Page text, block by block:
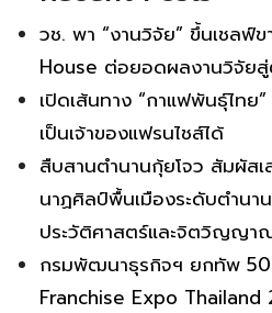
วช. พา “งานวิจัย” ขึ้นเชลฟ์
House ต่อยอดผลงานวิจัย
เปิดเส้นทาง “กาแฟพันธุ์ไทย
เป็นเจ้าของแฟรนไชส์ได้
สืบสานตำนานกุ้ยโจว สัมผัสเ
นาฏศิลป์พื้นเมืองระดับตำนา
ประวัติศาสตร์และจิตวิญญาณ
กรมพัฒนาธุรกิจฯ ยกทัพ 50
Franchise Expo Thailand